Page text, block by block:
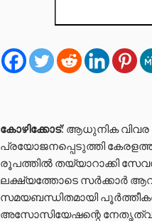
കോഴിക്കോട്: ആധുനിക വിവര
പ്രയോജനപ്പെടുത്തി
രൂപത്തിൽ തയ്യാറാക്കി
ലക്ഷ്യത്തോടെ സർക്കാർ
സമയബന്ധിതമായി
അസോസിയേഷന്റെ